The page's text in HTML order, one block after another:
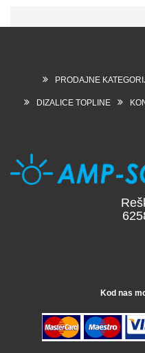
PRODAJNE
DIZALICE TOPLINE
6258
Kod nas